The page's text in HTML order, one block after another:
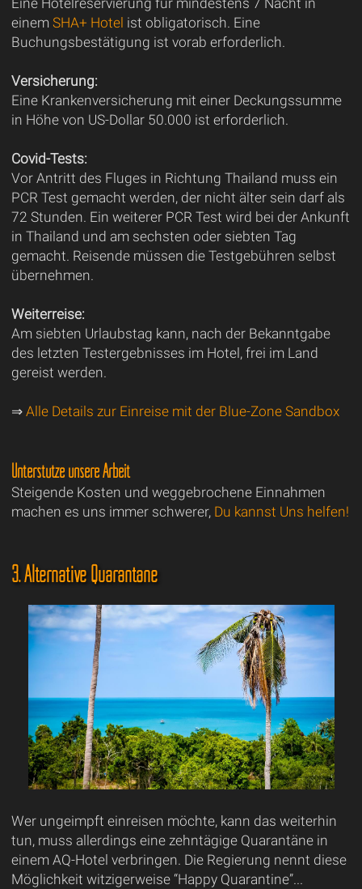
Eine Hotelreservierung für mindestens 7 Nächt in
einem SHA+ Hotel ist obligatorisch. Eine
Buchungsbestätigung ist vorab erforderlich.
Versicherung:
Eine Krankenversicherung mit einer Deckungssumme
in Höhe von US-Dollar 50.000 ist erforderlich.
Covid-Tests:
Vor Antritt des Fluges in Richtung Thailand muss ein
PCR Test gemacht werden, der nicht älter sein darf als
72 Stunden. Ein weiterer PCR Test wird bei der Ankunft
in Thailand und am sechsten oder siebten Tag
gemacht. Reisende müssen die Testgebühren selbst
übernehmen.
Weiterreise:
Am siebten Urlaubstag kann, nach der Bekanntgabe
des letzten Testergebnisses im Hotel, frei im Land
gereist werden.
⇒ Alle Details zur Einreise mit der Blue-Zone Sandbox
Unterstütze unsere Arbeit
Steigende Kosten und weggebrochene Einnahmen
machen es uns immer schwerer, Du kannst Uns helfen!
3. Alternative Quarantäne
Wer ungeimpft einreisen möchte, kann das weiterhin
tun, muss allerdings eine zehntägige Quarantäne in
einem AQ-Hotel verbringen. Die Regierung nennt diese
Möglichkeit witzigerweise “Happy Quarantine”...